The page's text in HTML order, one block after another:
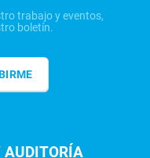
trabajo y eventos,
boletín.
AUDITORÍA